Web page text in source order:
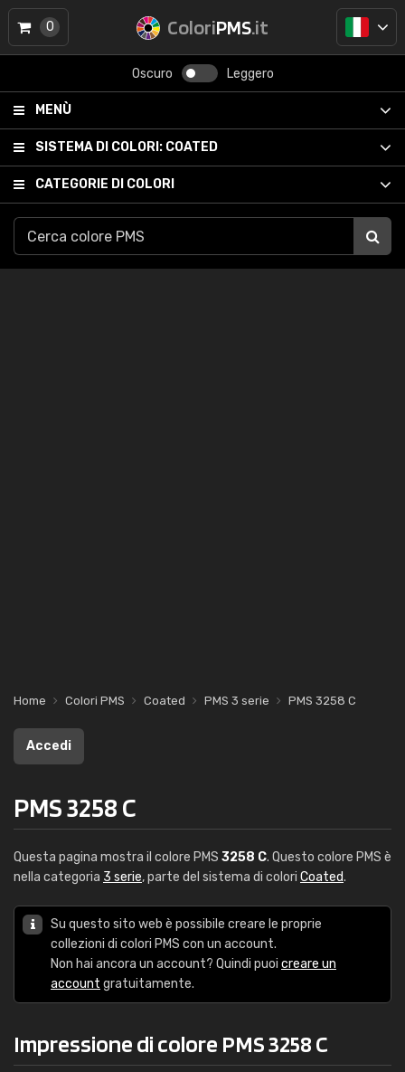
ColoriPMS.it
Oscuro Leggero
MENÙ
SISTEMA DI COLORI: COATED
CATEGORIE DI COLORI
0
Home Colori PMS Coated PMS 3 serie PMS 3258 C
Accedi
PMS 3258 C
Questa pagina mostra il colore PMS 3258 C. Questo colore PMS è
nella categoria 3 serie, parte del sistema di colori Coated.
Su questo sito web è possibile creare le proprie
collezioni di colori PMS con un account.
Non hai ancora un account? Quindi puoi creare un
account gratuitamente.
Impressione di colore PMS 3258 C